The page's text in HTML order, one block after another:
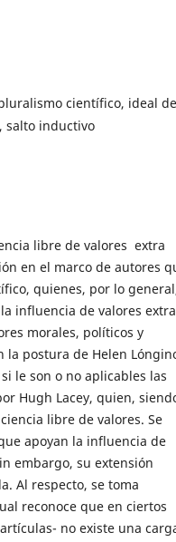
científico, ideal de
salto inductivo
libre de valores extra
en el marco de autores
quienes, por lo
influencia de valores extra
morales, políticos y
la postura de Helen
le son o no aplicables las
Hugh Lacey, quien,
libre de valores. Se
apoyan la influencia de
embargo, su extensión
Al respecto, se toma
reconoce que en ciertos
no existe una